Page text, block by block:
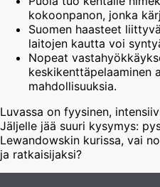
kokoonpanon, jonka
Suomen haasteet
laitojen kautta voi
Nopeat
keskikenttäpelaaminen
mahdollisuuksia.
Luvassa on fyysinen,
Jäljelle jää suuri kysymys:
Lewandowskin kurissa, vai
ja ratkaisijaksi?